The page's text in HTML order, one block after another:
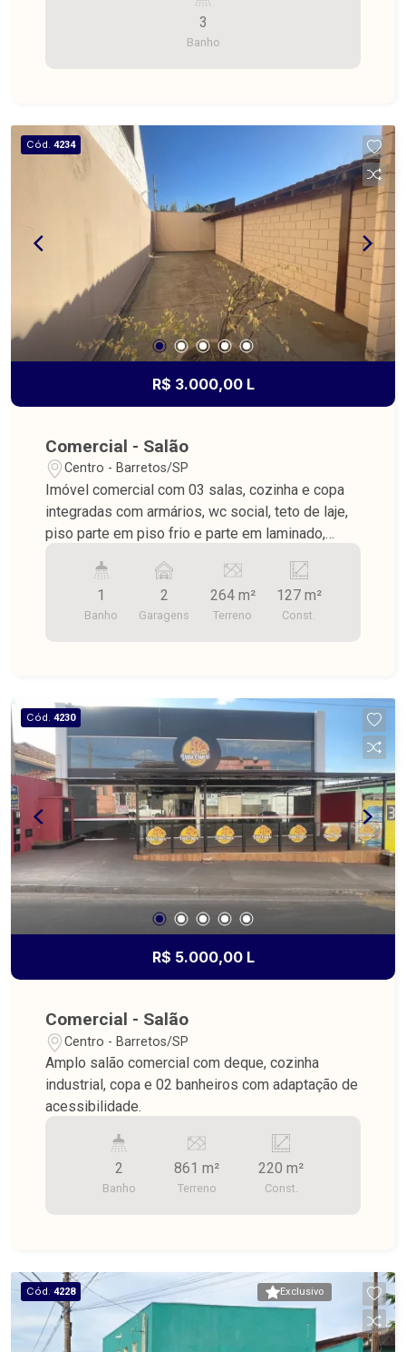
3
Banho
Cód. 4234
R$ 3.000,00 L
Comercial - Salão
Centro - Barretos/SP
Imóvel comercial com 03 salas, cozinha e copa
integradas com armários, wc social, teto de laje,
piso parte em piso frio e parte em laminado,
1
Banho
2
Garagens
264 m²
Terreno
127 m²
Const.
Cód. 4230
R$ 5.000,00 L
Comercial - Salão
Centro - Barretos/SP
Amplo salão comercial com deque, cozinha
industrial, copa e 02 banheiros com adaptação de
acessibilidade.
2
Banho
861 m²
Terreno
220 m²
Const.
Exclusivo
Cód. 4228